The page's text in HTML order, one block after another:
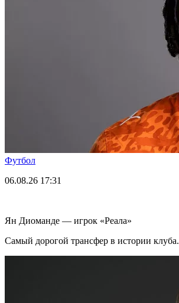
Футбол
06.08.26 17:31
Ян Диоманде — игрок «Реала»
Самый дорогой трансфер в истории клуба.